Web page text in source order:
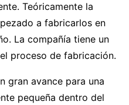
Teóricamente la
a fabricarlos en
La compañía tiene un
proceso de fabricación.
gran avance para una
pequeña dentro del